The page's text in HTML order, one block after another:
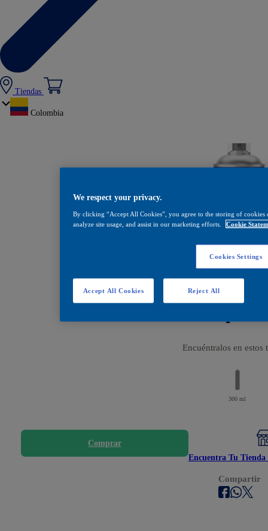
Tiendas
Colombia
Encuéntralos en estos
300 ml
Comprar
Encuentra Tu Tienda
Compartir
We respect your privacy.
By clicking “Accept All Cookies”, you agree to the storing of
analyze site usage, and assist in our marketing efforts.
Cookie
Cookies Settings
Reject All
Accept All Cookies